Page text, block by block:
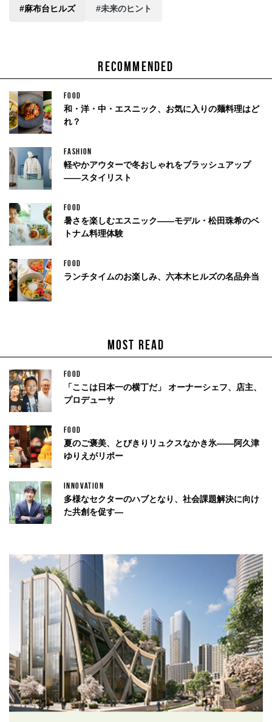
MOST READ
FOOD
「ここは日本一の横丁だ」 オーナーシェフ、店主、
プロデューサ
FOOD
夏のご褒美、とびきりリュクスなかき氷——阿久津
ゆりえがリポー
INNOVATION
多様なセクターのハブとなり、社会課題解決に向け
た共創を促す—
RECOMMENDED
FOOD
和・洋・中・エスニック、お気に入りの麺料理はど
れ？
FASHION
軽やかアウターで冬おしゃれをブラッシュアップ
——スタイリスト
FOOD
暑さを楽しむエスニック——モデル・松田珠希のベ
トナム料理体験
FOOD
ランチタイムのお楽しみ、六本木ヒルズの名品弁当
#麻布台ヒルズ #未来のヒント